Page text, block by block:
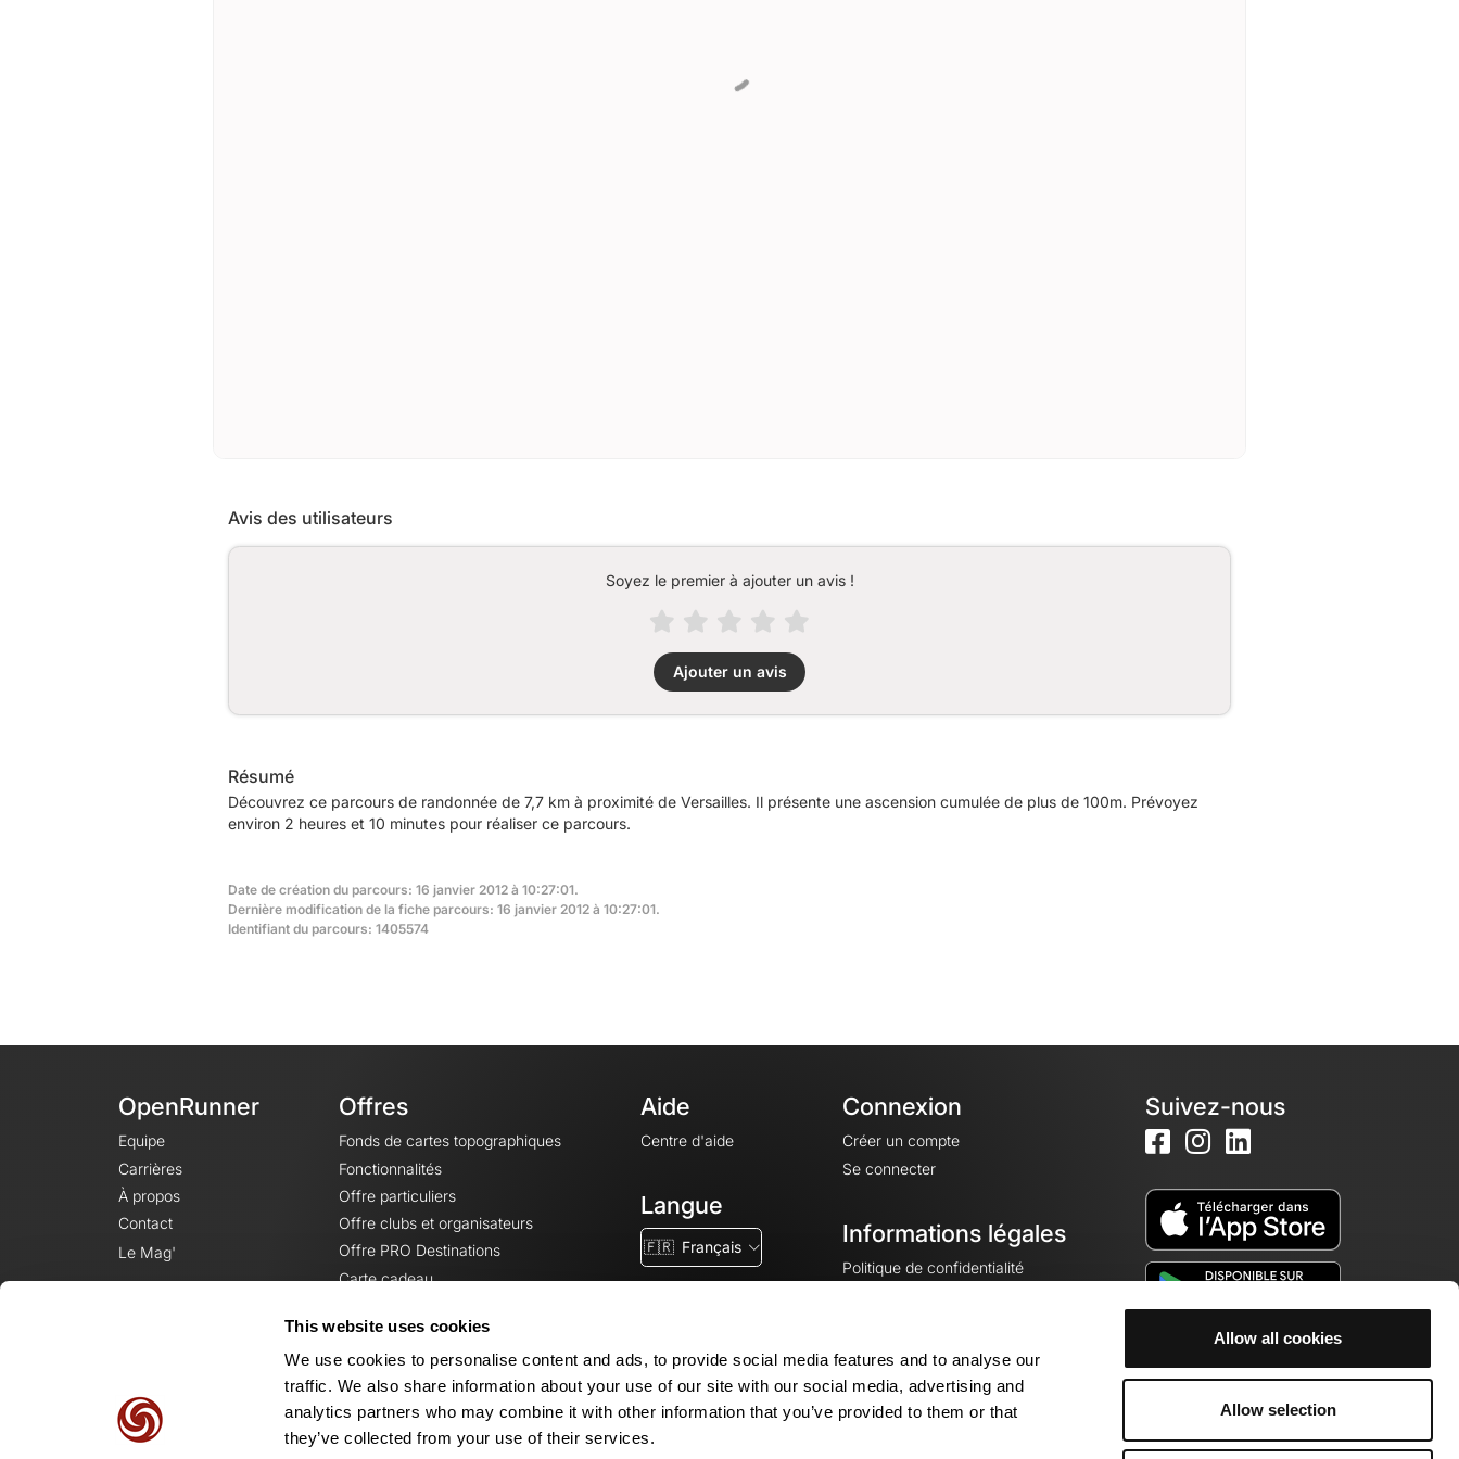
This website uses cookies
We use cookies to personalise content and ads, to provide social media features and to analyse our
traffic. We also share information about your use of our site with our social media, advertising and
analytics partners who may combine it with other information that you’ve provided to them or that
they’ve collected from your use of their services.
Allow all cookies
Allow selection
Avis des utilisateurs
Soyez le premier à ajouter un avis !
Ajouter un avis
Résumé
Découvrez ce parcours de randonnée de 7,7 km à proximité de Versailles. Il présente une ascension cumulée de plus de 100m. Prévoyez
environ 2 heures et 10 minutes pour réaliser ce parcours.
Date de création du parcours: 16 janvier 2012 à 10:27:01.
Dernière modification de la fiche parcours: 16 janvier 2012 à 10:27:01.
Identifiant du parcours: 1405574
OpenRunner
Equipe
Carrières
À propos
Contact
Le Mag'
Offres
Fonds de cartes topographiques
Fonctionnalités
Offre particuliers
Offre clubs et organisateurs
Offre PRO Destinations
Carte cadeau
Aide
Centre d'aide
Langue
🇫🇷 Français
Connexion
Créer un compte
Se connecter
Informations légales
Politique de confidentialité
Mentions légales
Paramètres des cookies
Suivez-nous